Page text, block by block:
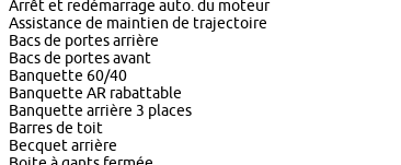
Arrêt et redémarrage auto. du moteur
Assistance de maintien de trajectoire
Bacs de portes arrière
Bacs de portes avant
Banquette 60/40
Banquette AR rabattable
Banquette arrière 3 places
Barres de toit
Becquet arrière